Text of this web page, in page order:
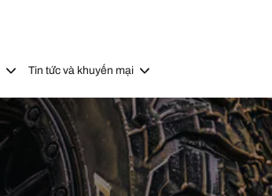
Tin tức và khuyến mại